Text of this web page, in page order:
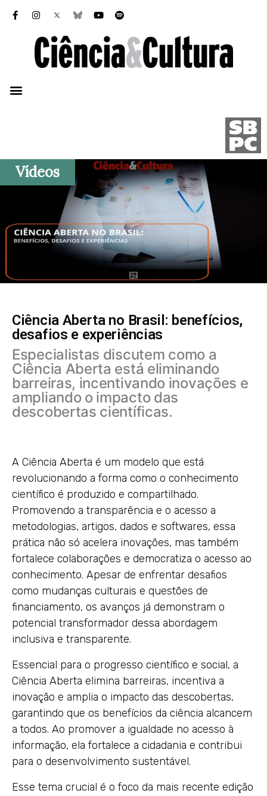
Vídeos
Ciência Aberta no Brasil: benefícios,
desafios e experiências
Especialistas discutem como a
Ciência Aberta está eliminando
barreiras, incentivando inovações e
ampliando o impacto das
descobertas científicas.
A Ciência Aberta é um modelo que está
revolucionando a forma como o conhecimento
científico é produzido e compartilhado.
Promovendo a transparência e o acesso a
metodologias, artigos, dados e softwares, essa
prática não só acelera inovações, mas também
fortalece colaborações e democratiza o acesso ao
conhecimento. Apesar de enfrentar desafios
como mudanças culturais e questões de
financiamento, os avanços já demonstram o
potencial transformador dessa abordagem
inclusiva e transparente.
Essencial para o progresso científico e social, a
Ciência Aberta elimina barreiras, incentiva a
inovação e amplia o impacto das descobertas,
garantindo que os benefícios da ciência alcancem
a todos. Ao promover a igualdade no acesso à
informação, ela fortalece a cidadania e contribui
para o desenvolvimento sustentável.
Esse tema crucial é o foco da mais recente edição